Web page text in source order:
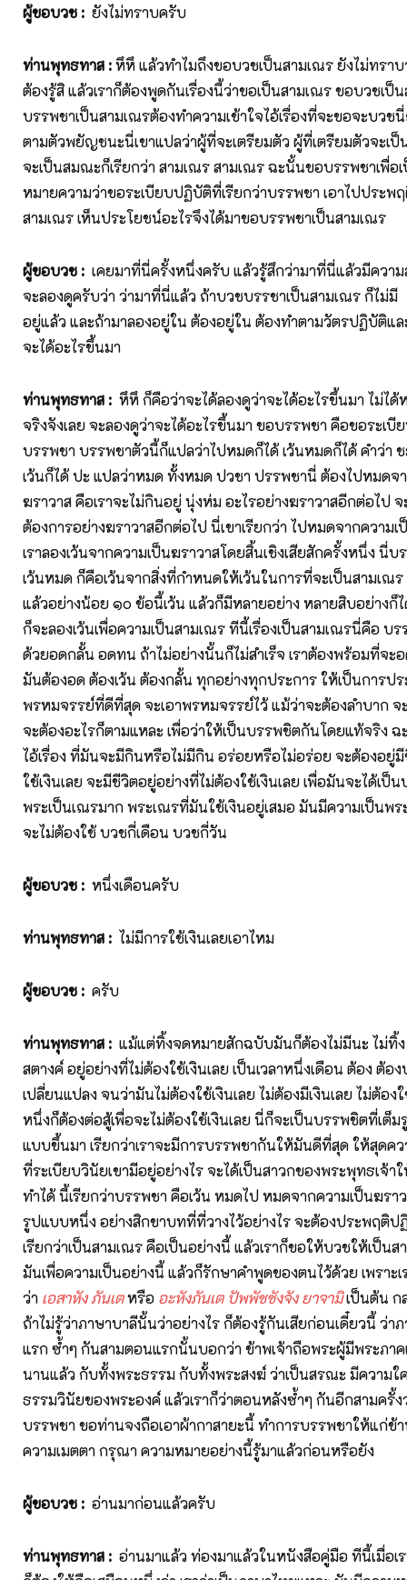
ผู้ขอบวช : ยังไม่ทราบครับ
ท่านพุทธทาส :หึหึ แล้วทำไมถึงขอบวชเป็นสามเณร ยังไม่ทราบ
ต้องรู้สิ แล้วเราก็ต้องพูดกันเรื่องนี้ว่าขอเป็นสามเณร ขอบวชเป็
บรรพชาเป็นสามเณรต้องทำความเข้าใจไอ้เรื่องที่จะขอจะบว
ตามตัวพยัญชนะนี่เขาแปลว่าผู้ที่จะเตรียมตัว ผู้ที่เตรียมตัวจะเ
จะเป็นสมณะก็เรียกว่า สามเณร สามเณร ฉะนั้นขอบรรพชาเพื่อ
หมายความว่าขอระเบียบปฏิบัติที่เรียกว่าบรรพชา เอาไปประพ
สามเณร เห็นประโยชน์อะไรจึงได้มาขอบรรพชาเป็นสามเณร
ผู้ขอบวช : เคยมาที่นี่ครั้งหนึ่งครับ แล้วรู้สึกว่ามาที่นี่แล้วมีควา
จะลองดูครับว่า ว่ามาที่นี่แล้ว ถ้าบวชบรรชาเป็นสามเณร ก็ไม่
อยู่แล้ว และถ้ามาลองอยู่ใน ต้องอยู่ใน ต้องทำตามวัตรปฏิบัติแล
จะได้อะไรขึ้นมา
ท่านพุทธทาส : หึหึ ก็คือว่าจะได้ลองดูว่าจะได้อะไรขึ้นมา ไม่ได้
จริงจังเลย จะลองดูว่าจะได้อะไรขึ้นมา ขอบรรพชา คือขอระเบี
บรรพชา บรรพชาตัวนี้ก็แปลว่าไปหมดก็ได้ เว้นหมดก็ได้ คำว่า ช
เว้นก็ได้ ปะ แปลว่าหมด ทั้งหมด ปวชา ปรรพชานี่ ต้องไปหมดจ
ฆราวาส คือเราจะไม่กินอยู่ นุ่งห่ม อะไรอย่างฆราวาสอีกต่อไป
ต้องการอย่างฆราวาสอีกต่อไป นี่เขาเรียกว่า ไปหมดจากความ
เราลองเว้นจากความเป็นฆราวาสโดยสิ้นเชิงเสียสักครั้งหนึ่ง นี่บ
เว้นหมด ก็คือเว้นจากสิ่งที่กำหนดให้เว้นในการที่จะเป็นสามเณ
แล้วอย่างน้อย ๑๐ ข้อนี้เว้น แล้วก็มีหลายอย่าง หลายสิบอย่างก็ไ
ก็จะลองเว้นเพื่อความเป็นสามเณร ทีนี้เรื่องเป็นสามเณรนี่คือ บร
ด้วยอดกลั้น อดทน ถ้าไม่อย่างนั้นก็ไม่สำเร็จ เราต้องพร้อมที่จ
มันต้องอด ต้องเว้น ต้องกลั้น ทุกอย่างทุกประการ ให้เป็นการป
พรหมจรรย์ที่ดีที่สุด จะเอาพรหมจรรย์ไว้ แม้ว่าจะต้องลำบาก จ
จะต้องอะไรก็ตามแหละ เพื่อว่าให้เป็นบรรพชิตกันโดยแท้จริง
ไอ้เรื่อง ที่มันจะมีกินหรือไม่มีกิน อร่อยหรือไม่อร่อย จะต้องอยู่
ใช้เงินเลย จะมีชีวิตอยู่อย่างที่ไม่ต้องใช้เงินเลย เพื่อมันจะได้เป็
พระเป็นเณรมาก พระเณรที่มันใช้เงินอยู่เสมอ มันมีความเป็นพร
จะไม่ต้องใช้ บวชกี่เดือน บวชกี่วัน
ผู้ขอบวช : หนึ่งเดือนครับ
ท่านพุทธทาส : ไม่มีการใช้เงินเลยเอาไหม
ผู้ขอบวช : ครับ
ท่านพุทธทาส : แม้แต่ทิ้งจดหมายสักฉบับมันก็ต้องไม่มีนะ ไม่ทิ้ง
สตางค์ อยู่อย่างที่ไม่ต้องใช้เงินเลย เป็นเวลาหนึ่งเดือน ต้อง ต้อ
เปลี่ยนแปลง จนว่ามันไม่ต้องใช้เงินเลย ไม่ต้องมีเงินเลย ไม่ต้อง
หนึ่งก็ต้องต่อสู้เพื่อจะไม่ต้องใช้เงินเลย นี่ก็จะเป็นบรรพชิตที่เ
แบบขึ้นมา เรียกว่าเราจะมีการบรรพชากันให้มันดีที่สุด ให้สุดค
ที่ระเบียบวินัยเขามีอยู่อย่างไร จะได้เป็นสาวกของพระพุทธเจ้า
ทำได้ นี้เรียกว่าบรรพชา คือเว้น หมดไป หมดจากความเป็นฆรา
รูปแบบหนึ่ง อย่างสิกขาบทที่ที่วางไว้อย่างไร จะต้องประพฤติ
เรียกว่าเป็นสามเณร คือเป็นอย่างนี้ แล้วเราก็ขอให้บวชให้เป็นส
มันเพื่อความเป็นอย่างนี้ แล้วก็รักษาคำพูดของตนไว้ด้วย เพราะเ
ว่า เอสาหัง ภันเตหรือ อะหังภันเต ปัพพัชชังจัง ยาจามิเป็นต้น ก
ถ้าไม่รู้ว่าภาษาบาลีนั้นว่าอย่างไร ก็ต้องรู้กันเสียก่อนเดี๋ยวนี้ ว่า
แรก ซ้ำๆ กันสามตอนแรกนั้นบอกว่า ข้าพเจ้าถือพระผู้มีพระภา
นานแล้ว กับทั้งพระธรรม กับทั้งพระสงฆ์ ว่าเป็นสรณะ มีความใ
ธรรมวินัยของพระองค์ แล้วเราก็ว่าตอนหลังซ้ำๆ กันอีกสามครั้ง
บรรพชา ขอท่านจงถือเอาผ้ากาสายะนี้ ทำการบรรพชาให้แก่ข้
ความเมตตา กรุณา ความหมายอย่างนี้รู้มาแล้วก่อนหรือยัง
ผู้ขอบวช : อ่านมาก่อนแล้วครับ
ท่านพุทธทาส : อ่านมาแล้ว ท่องมาแล้วในหนังสือคู่มือ ทีนี้เมื่อเ